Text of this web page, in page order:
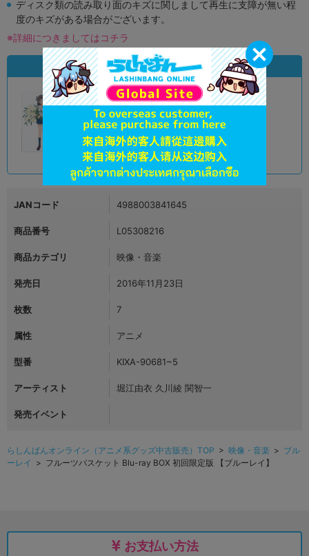
ディスク類の読み取り面のキズに関しまして再生に支障が無い程
度のキズがある場合がございます。
※詳細につきましてはコチラ
状態違いの同一商品
状態 :A
オンライン
品切状態 9,990円 税込
JANコード 4988003841645
商品番号 L05308216
商品カテゴリ 映像・音楽
発売日 2016年11月23日
枚数 7
属性 アニメ
型番 KIXA-90681~5
アーティスト 堀江由衣 久川綾 関智一
発売イベント
らしんばんオンライン（アニメ系グッズ中古販売）TOP > 映像・音楽 > ブル
ーレイ > フルーツバスケット Blu-ray BOX 初回限定版 【ブルーレイ】
お支払い方法